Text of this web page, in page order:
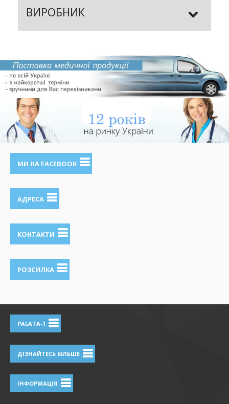
ВИРОБНИК
МИ НА FACEBOOK
АДРЕСА
КОНТАКТИ
РОЗСИЛКА
PALATA-1
ДІЗНАЙТЕСЬ БІЛЬШЕ
ІНФОРМАЦІЯ